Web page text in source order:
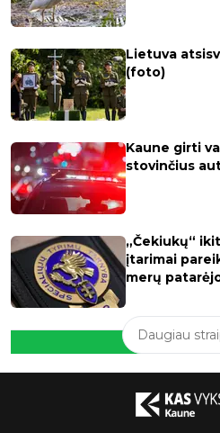
Lietuva
(foto)
Kaune girti
stovinčius
„Čekiukų“
įtarimai
merų
Daugiau